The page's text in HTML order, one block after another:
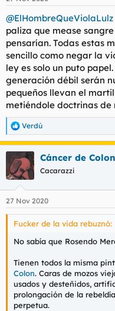
@ElHombreQueViolaLulz
paliza que mease
pensarían. Todas estas
sencillo como negar la
ley es solo un puto
generación débil serán
pequeños llevan el
metiéndole doctrinas de
R
e
a
c
i
e
s
Verdú
Cáncer de Colon
Cacarazzi
27 Nov 2020
Fucker de la vida rebuznó:
No sabía que Rosendo
Tienen todos la misma
Colon. Caras de mozos
usados y desteñidos,
prolongación de la
perpetua.